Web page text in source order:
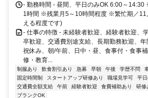
- 勤務時間 - 昼間、平日のみOK 6:00～
1時間 ※残業月5～10時間程度 ※繁忙期／11
える程度です)
- 仕事の特徴 - 未経験者歓迎、経験者歓迎、
卒歓迎、交通費別途支給、長期勤務歓迎、
祝休み、朝/午前、日中・昼、食事付・食事
修・教育...
制服あり 飲食割引あり 急募 早朝 午後 学歴不問
固定時間制
スタートアップ研修あり 職場見学可 平
交通費全額支給
午前 経験者歓迎 食費補助あり 研修
ブランクOK